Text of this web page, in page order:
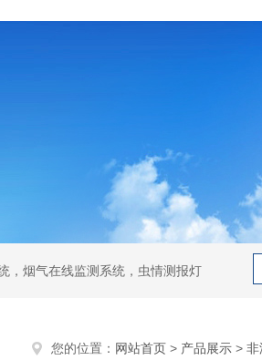
，烟气在线监测系统，虫情测报灯
您的位置： 网站首页 > 产品展示 > 非